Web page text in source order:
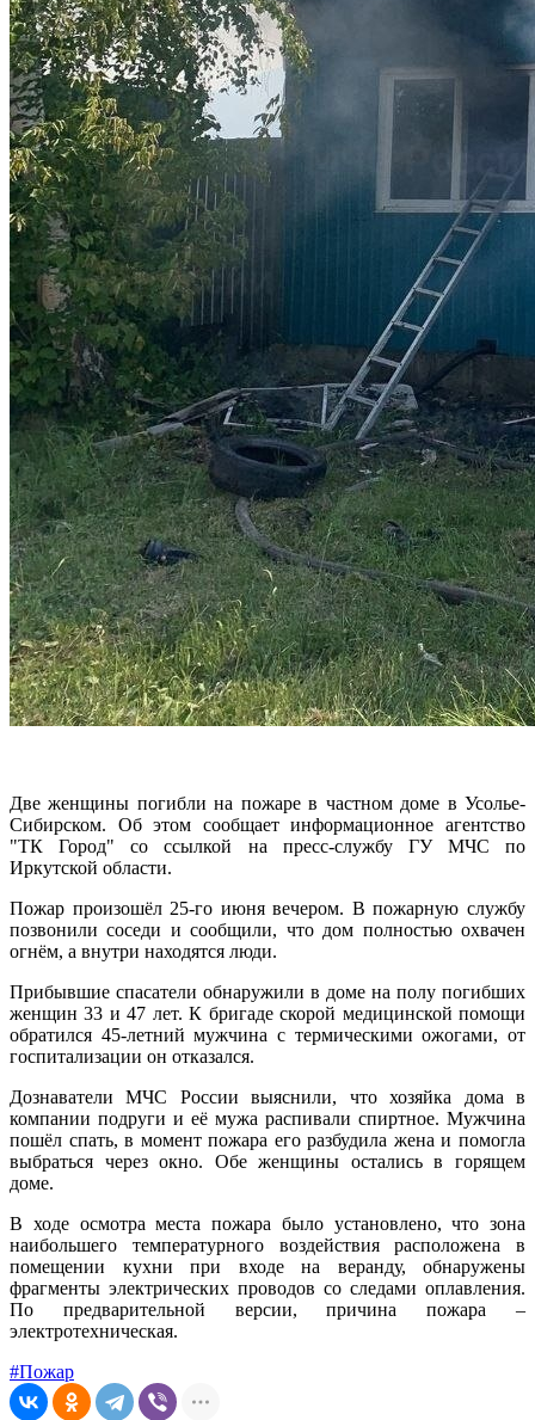
Две женщины погибли на пожаре в частном доме в Усолье-
Сибирском. Об этом сообщает информационное агентство
"ТК Город" со ссылкой на пресс-службу ГУ МЧС по
Иркутской области.
Пожар произошёл 25-го июня вечером. В пожарную службу
позвонили соседи и сообщили, что дом полностью охвачен
огнём, а внутри находятся люди.
Прибывшие спасатели обнаружили в доме на полу погибших
женщин 33 и 47 лет. К бригаде скорой медицинской помощи
обратился 45-летний мужчина с термическими ожогами, от
госпитализации он отказался.
Дознаватели МЧС России выяснили, что хозяйка дома в
компании подруги и её мужа распивали спиртное. Мужчина
пошёл спать, в момент пожара его разбудила жена и помогла
выбраться через окно. Обе женщины остались в горящем
доме.
В ходе осмотра места пожара было установлено, что зона
наибольшего температурного воздействия расположена в
помещении кухни при входе на веранду, обнаружены
фрагменты электрических проводов со следами оплавления.
По предварительной версии, причина пожара –
электротехническая.
#Пожар